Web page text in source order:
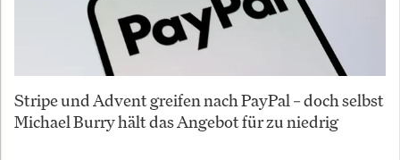
Stripe und Advent greifen nach PayPal – doch selbst
Michael Burry hält das Angebot für zu niedrig